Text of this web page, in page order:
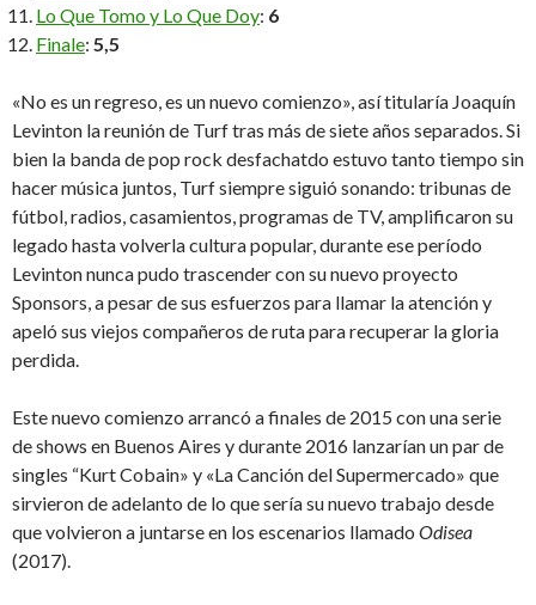
Lo Que Tomo y Lo Que Doy: 6
Finale: 5,5
«No es un regreso, es un nuevo comienzo», así titularía Joaquín
Levinton la reunión de Turf tras más de siete años separados. Si
bien la banda de pop rock desfachatdo estuvo tanto tiempo sin
hacer música juntos, Turf siempre siguió sonando: tribunas de
fútbol, radios, casamientos, programas de TV, amplificaron su
legado hasta volverla cultura popular, durante ese período
Levinton nunca pudo trascender con su nuevo proyecto
Sponsors, a pesar de sus esfuerzos para llamar la atención y
apeló sus viejos compañeros de ruta para recuperar la gloria
perdida.
Este nuevo comienzo arrancó a finales de 2015 con una serie
de shows en Buenos Aires y durante 2016 lanzarían un par de
singles “Kurt Cobain» y «La Canción del Supermercado» que
sirvieron de adelanto de lo que sería su nuevo trabajo desde
que volvieron a juntarse en los escenarios llamado Odisea
(2017).